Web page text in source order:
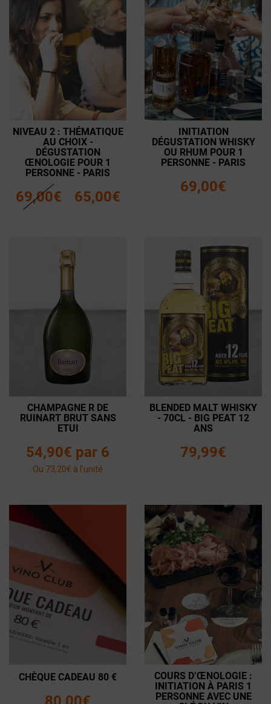
NIVEAU 2 : THÉMATIQUE
AU CHOIX -
DÉGUSTATION
ŒNOLOGIE POUR 1
PERSONNE - PARIS
69,00€ 65,00€
INITIATION
DÉGUSTATION WHISKY
OU RHUM POUR 1
PERSONNE - PARIS
69,00€
CHAMPAGNE R DE
RUINART BRUT SANS
ETUI
54,90€ par 6
Ou 73,20€ à l'unité
BLENDED MALT WHISKY
- 70CL - BIG PEAT 12
ANS
79,99€
CHÈQUE CADEAU 80 €
COURS D’ŒNOLOGIE :
INITIATION À PARIS 1
PERSONNE AVEC UNE